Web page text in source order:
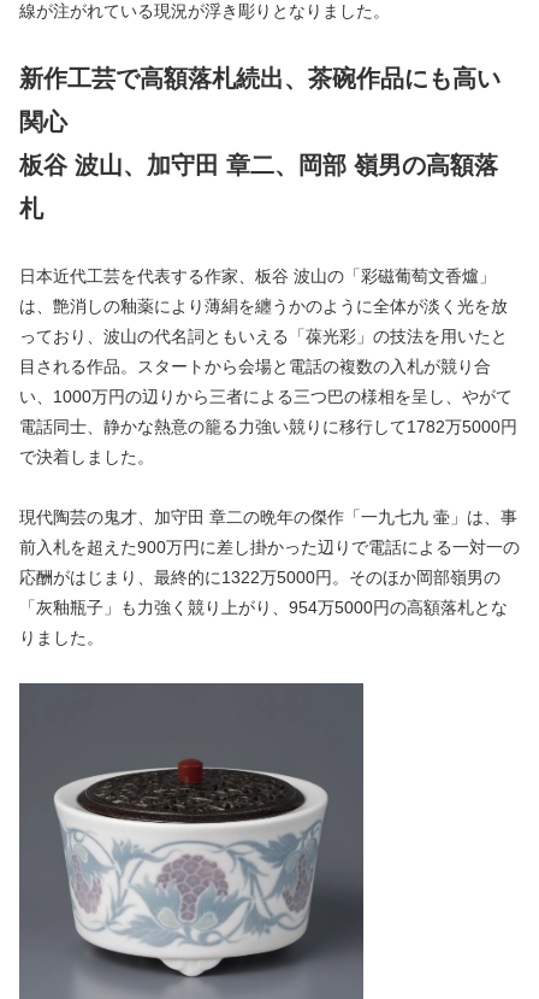
線が注がれている現況が浮き彫りとなりました。
新作工芸で高額落札続出、茶碗作品にも高い
関心
板谷 波山、加守田 章二、岡部 嶺男の高額落
札
日本近代工芸を代表する作家、板谷 波山の「彩磁葡萄文香爐」
は、艶消しの釉薬により薄絹を纏うかのように全体が淡く光を放
っており、波山の代名詞ともいえる「葆光彩」の技法を用いたと
目される作品。スタートから会場と電話の複数の入札が競り合
い、1000万円の辺りから三者による三つ巴の様相を呈し、やがて
電話同士、静かな熱意の籠る力強い競りに移行して1782万5000円
で決着しました。
現代陶芸の鬼才、加守田 章二の晩年の傑作「一九七九 壷」は、事
前入札を超えた900万円に差し掛かった辺りで電話による一対一の
応酬がはじまり、最終的に1322万5000円。そのほか岡部嶺男の
「灰釉瓶子」も力強く競り上がり、954万5000円の高額落札とな
りました。